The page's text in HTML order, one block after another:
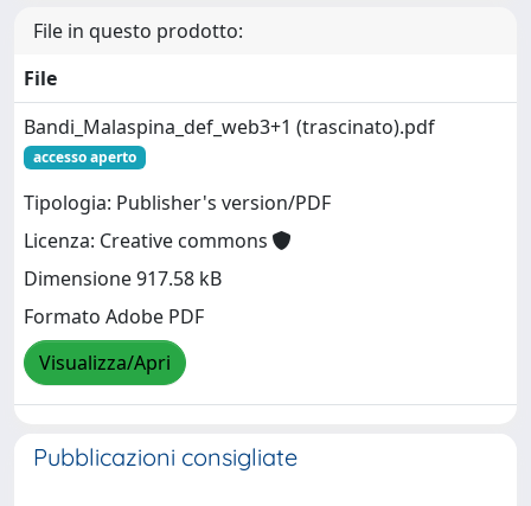
File in questo prodotto:
File
Bandi_Malaspina_def_web3+1 (trascinato).pdf
accesso aperto
Tipologia: Publisher's version/PDF
Licenza: Creative commons
Dimensione 917.58 kB
Formato Adobe PDF
Visualizza/Apri
Pubblicazioni consigliate